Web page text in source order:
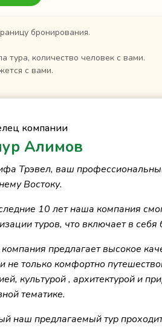
бронирования.
тура, количество человек с вами.
с вами.
компании
Алимов
Трэвел, ваш
Востоку.
10 лет наша компания
туров, что включает в
предлагает высокое
не только комфортно
культурой , архитектурой и
тематике.
наш предлагаемый тур проходит